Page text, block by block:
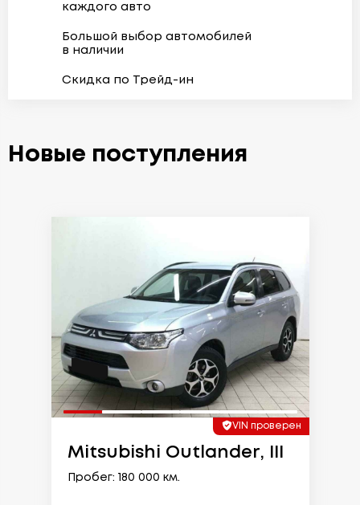
каждого авто
Большой выбор автомобилей
в наличии
Скидка по Трейд-ин
Новые поступления
VIN проверен
Mitsubishi Outlander, III
Пробег: 180 000 км.